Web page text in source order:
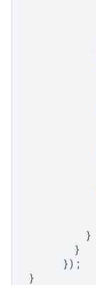
}
}
});
}